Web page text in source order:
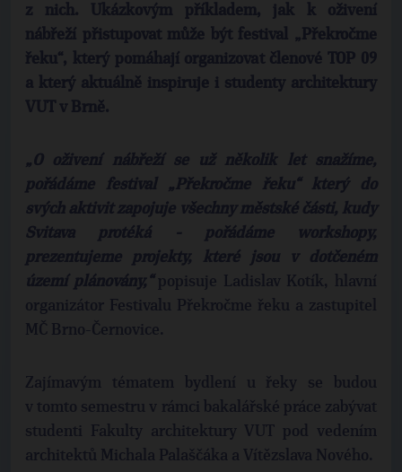
z nich. Ukázkovým příkladem, jak k oživení
nábřeží přistupovat může být festival „Překročme
řeku“, který pomáhají organizovat členové TOP 09
a který aktuálně inspiruje i studenty architektury
VUT v Brně.
„O oživení nábřeží se už několik let snažíme,
pořádáme festival „Překročme řeku“ který do
svých aktivit zapojuje všechny městské části, kudy
Svitava protéká - pořádáme workshopy,
prezentujeme projekty, které jsou v dotčeném
území plánovány,“popisuje Ladislav Kotík, hlavní
organizátor Festivalu Překročme řeku a zastupitel
MČ Brno-Černovice.
Zajímavým tématem bydlení u řeky se budou
v tomto semestru v rámci bakalářské práce zabývat
studenti Fakulty architektury VUT pod vedením
architektů Michala Palaščáka a Vítězslava Nového.